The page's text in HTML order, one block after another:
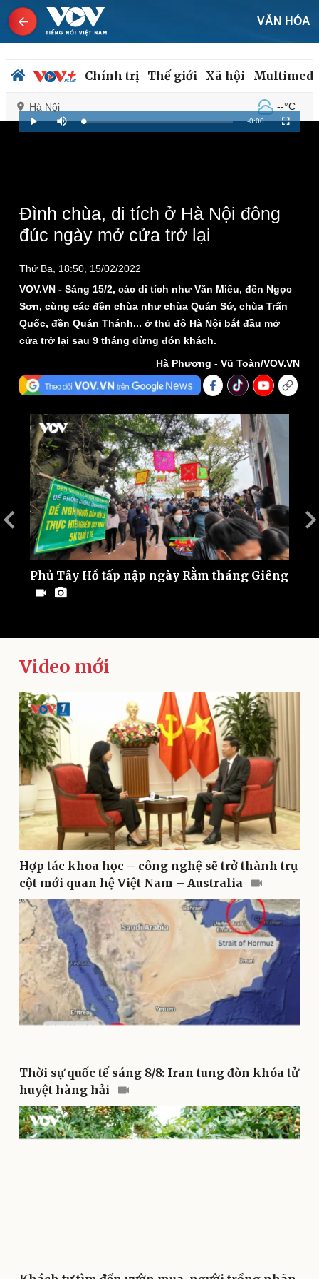
VĂN HÓA
Chính trị Thế giới Xã hội
Hà Nội --°C
Tổ chức nhân sự
Quốc hội
Nhận diện sự thật
Dự báo thời tiết
Giáo dục
Dấu ấn VOV
Thế giới
Quan sát
Cuộc sống đó đây
Hồ sơ
Multimedia
Video
Ảnh
E-Magazine
Infographic
Kinh tế
Bất động sản
Khởi nghiệp
Thị trường
Giá vàng
Tiêu dùng
Tỷ giá
Chứng khoán
Giá cà phê
Pháp luật
Vụ án
Tin nóng
Tư vấn luật
Quân sự - Quốc phòng
Phân tích
Play Mute Loaded:
0%
Remaining
-0:00 Fullscreen
Đình chùa, di tích ở Hà Nội đông
đúc ngày mở cửa trở lại
Thứ Ba, 18:50, 15/02/2022
VOV.VN - Sáng 15/2, các di tích như Văn Miếu, đền Ngọc
Sơn, cùng các đền chùa như chùa Quán Sứ, chùa Trấn
Quốc, đền Quán Thánh... ở thủ đô Hà Nội bắt đầu mở
cửa trở lại sau 9 tháng dừng đón khách.
Hà Phương - Vũ Toàn/VOV.VN
Phủ Tây Hồ tấp nập ngày Rằm tháng Giêng
Video mới
Hợp tác khoa học – công nghệ sẽ trở thành trụ
cột mới quan hệ Việt Nam – Australia
Thời sự quốc tế sáng 8/8: Iran tung đòn khóa tử
huyệt hàng hải